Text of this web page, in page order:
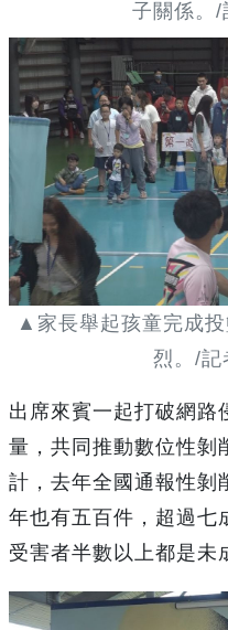
子關係。/
▲家長舉起孩童完成
烈。/記
出席來賓一起打破網路
量，共同推動數位性剝
計，去年全國通報性剝
年也有五百件，超過七
受害者半數以上都是未